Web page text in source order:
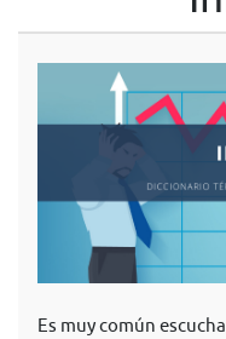
Es muy común